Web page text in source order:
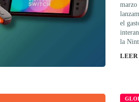
marzo
el
la
LEER